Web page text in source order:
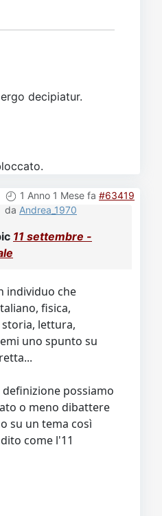
decipiatur.
1 Anno 1 Mese fa #63419
da Andrea_1970
11 settembre -
individuo che
fisica,
lettura,
uno spunto su
possiamo
o meno dibattere
su un tema così
come l'11